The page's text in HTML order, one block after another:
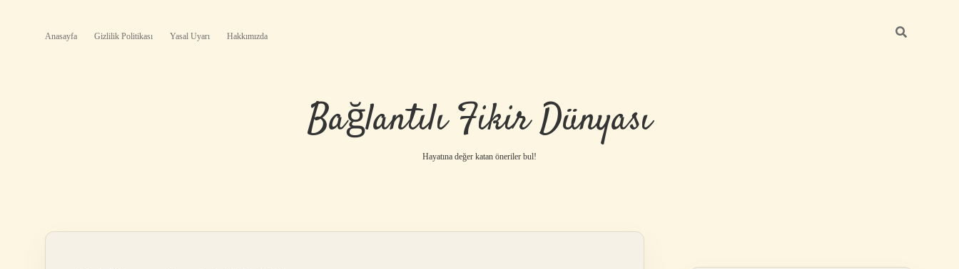
Anasayfa Gizlilik Politikası Yasal Uyarı Hakkımızda
Bağlantılı Fikir Dünyası
Hayatına değer katan öneriler bul!